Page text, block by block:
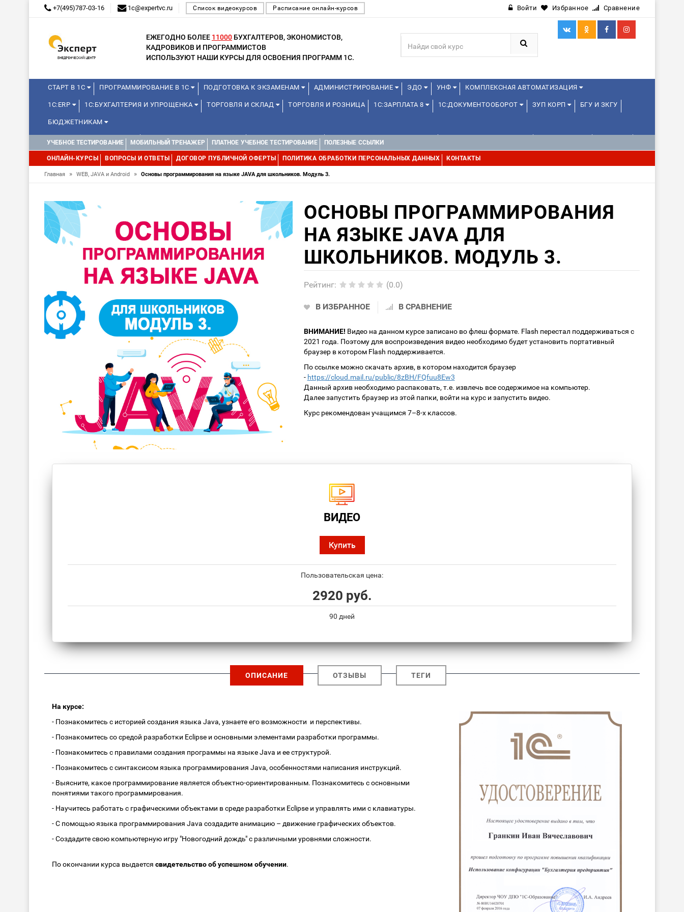
+7(495)787-03-16 1c@expertvc.ru Список видеокурсов Расписание онлайн-курсов Войти Избранное Сравнение
ЕЖЕГОДНО БОЛЕЕ 11000 БУХГАЛТЕРОВ, ЭКОНОМИСТОВ,
КАДРОВИКОВ И ПРОГРАММИСТОВ
ИСПОЛЬЗУЮТ НАШИ КУРСЫ ДЛЯ ОСВОЕНИЯ ПРОГРАММ 1С.
СТАРТ В 1С ПРОГРАММИРОВАНИЕ В 1С ПОДГОТОВКА К ЭКЗАМЕНАМ АДМИНИСТРИРОВАНИЕ ЭДО УНФ КОМПЛЕКСНАЯ АВТОМАТИЗАЦИЯ
1С:ERP 1С:БУХГАЛТЕРИЯ И УПРОЩЕНКА ТОРГОВЛЯ И СКЛАД ТОРГОВЛЯ И РОЗНИЦА 1С:ЗАРПЛАТА 8 1С:ДОКУМЕНТООБОРОТ ЗУП КОРП БГУ И ЗКГУ
БЮДЖЕТНИКАМ
КУРСЫ ДЛЯ ШКОЛЬНИКОВ ДИСТАНЦИОННАЯ ШКОЛА 1С ДЛЯ ШКОЛЬНИКОВ 1С:УПРАВЛЕНИЕ ХОЛДИНГОМ
1С:МЕДИЦИНА WEB, JAVA И ANDROID
УЧЕБНОЕ ТЕСТИРОВАНИЕ МОБИЛЬНЫЙ ТРЕНАЖЕР ПЛАТНОЕ УЧЕБНОЕ ТЕСТИРОВАНИЕ ПОЛЕЗНЫЕ ССЫЛКИ
ОНЛАЙН-КУРСЫ ВОПРОСЫ И ОТВЕТЫ ДОГОВОР ПУБЛИЧНОЙ ОФЕРТЫ ПОЛИТИКА ОБРАБОТКИ ПЕРСОНАЛЬНЫХ ДАННЫХ КОНТАКТЫ
Главная » WEB, JAVA и Android » Основы программирования на языке JAVA для школьников. Модуль 3.
ОСНОВЫ ПРОГРАММИРОВАНИЯ
НА ЯЗЫКЕ JAVA ДЛЯ
ШКОЛЬНИКОВ. МОДУЛЬ 3.
Рейтинг: (0.0)
В ИЗБРАННОЕ В СРАВНЕНИЕ
ВНИМАНИЕ! Видео на данном курсе записано во флеш формате. Flash перестал поддерживаться с
2021 года. Поэтому для воспроизведения видео необходимо будет установить портативный
браузер в котором Flash поддерживается.
По ссылке можно скачать архив, в котором находится браузер
- https://cloud.mail.ru/public/8zBH/FQfuu8Ew3
Данный архив необходимо распаковать, т.е. извлечь все содержимое на компьютер.
Далее запустить браузер из этой папки, войти на курс и запустить видео.
Курс рекомендован учащимся 7–8-х классов.
ВИДЕО
Купить
Пользовательская цена:
2920 руб.
90 дней
ОПИСАНИЕ ОТЗЫВЫ ТЕГИ
На курсе:
- Познакомитесь с историей создания языка Java, узнаете его возможности и перспективы.
- Познакомитесь со средой разработки Eclipse и основными элементами разработки программы.
- Познакомитесь с правилами создания программы на языке Java и ее структурой.
- Познакомитесь с синтаксисом языка программирования Java, особенностями написания инструкций.
- Выясните, какое программирование является объектно-ориентированным. Познакомитесь с основными
понятиями такого программирования.
- Научитесь работать с графическими объектами в среде разработки Eclipse и управлять ими с клавиатуры.
- С помощью языка программирования Java создадите анимацию – движение графических объектов.
- Создадите свою компьютерную игру "Новогодний дождь" с различными уровнями сложности.
По окончании курса выдается свидетельство об успешном обучении.